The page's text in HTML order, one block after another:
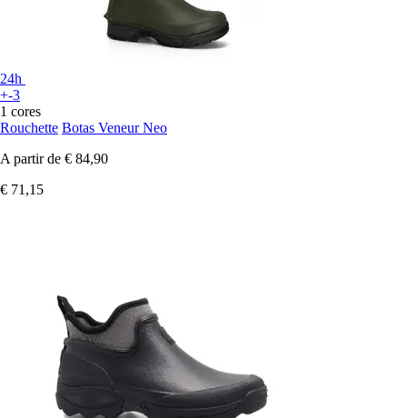
24h
+-3
1 cores
Rouchette Botas Veneur Neo
A partir de € 84,90
€ 71,15